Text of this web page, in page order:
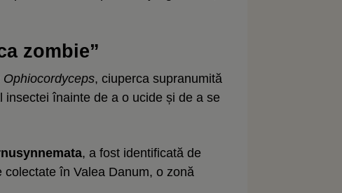
zombie”
Ophiocordyceps, ciuperca supranumită
insectei înainte de a o ucide și de a se
, a fost identificată de
în Valea Danum, o zonă